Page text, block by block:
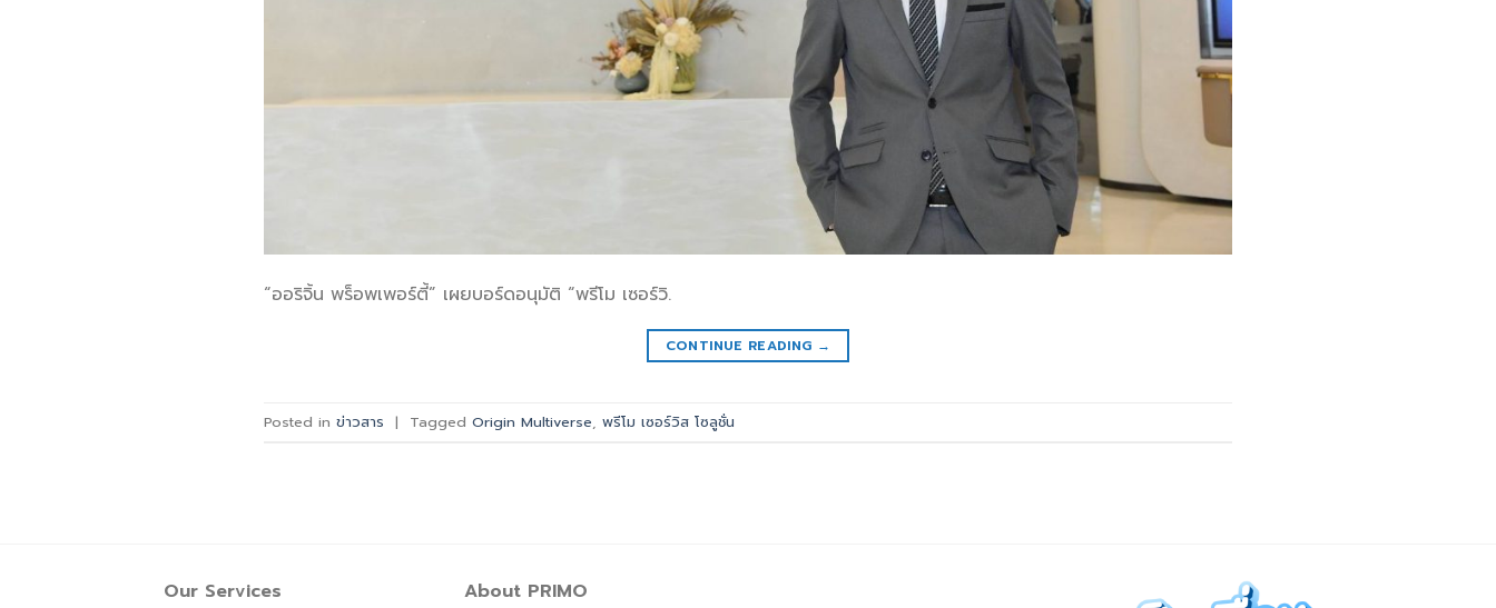
“ออริจิ้น พร็อพเพอร์ตี้” เผยบอร์ดอนุมัติ “พรีโม เซอร์วิ.
CONTINUE READING →
Posted in ข่าวสาร | Tagged Origin Multiverse พรีโม เซอร์วิส โซลูชั่น
Our Services
About PRIMO